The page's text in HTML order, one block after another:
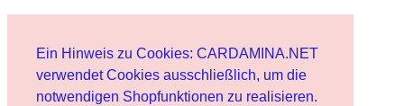
Ein Hinweis zu Cookies: CARDAMINA.NET
verwendet Cookies ausschließlich, um die
notwendigen Shopfunktionen zu realisieren.
Benutzer